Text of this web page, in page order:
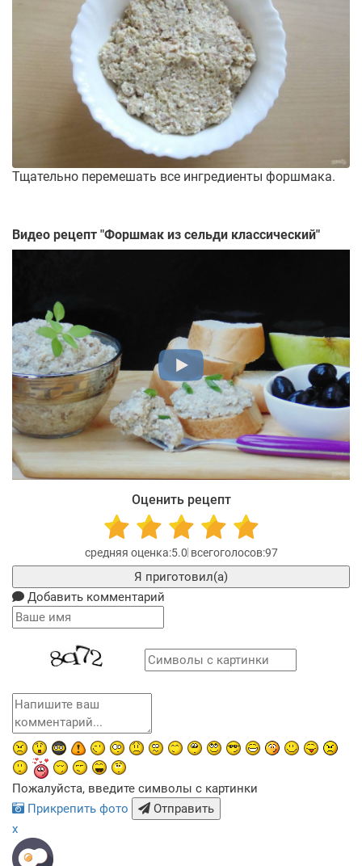
Тщательно перемешать все ингредиенты форшмака.
Видео рецепт "Форшмак из сельди классический"
Оценить рецепт
5.0 97
Я приготовил(а)
Добавить комментарий
Пожалуйста, введите символы с картинки
Прикрепить фото
Отправить
x